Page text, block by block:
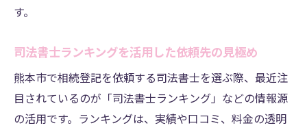
す。
司法書士ランキングを活用した依頼先の見極め
熊本市で相続登記を依頼する司法書士を選ぶ際、最近注
目されているのが「司法書士ランキング」などの情報源
の活用です。ランキングは、実績や口コミ、料金の透明